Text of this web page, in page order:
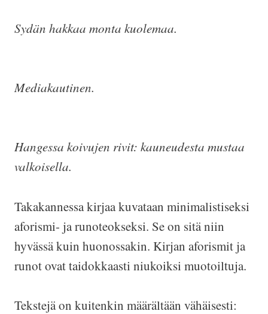
Sydän hakkaa monta kuolemaa.
Mediakautinen.
Hangessa koivujen rivit: kauneudesta mustaa
valkoisella.
Takakannessa kirjaa kuvataan minimalistiseksi
aforismi- ja runoteokseksi. Se on sitä niin
hyvässä kuin huonossakin. Kirjan aforismit ja
runot ovat taidokkaasti niukoiksi muotoiltuja.
Tekstejä on kuitenkin määrältään vähäisesti: